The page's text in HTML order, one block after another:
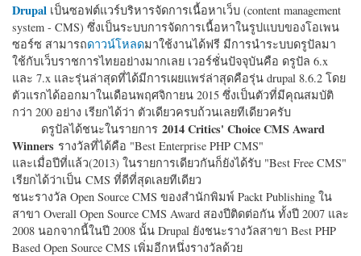
Drupal เป็นซอฟต์แวร์บริหารจัดการเนื้อหาเว็บ (content management
system - CMS) ซึ่งเป็นระบบการจัดการเนื้อหาในรูปแบบของโอเพน
ซอร์ซ สามารถดาวน์โหลดมาใช้งานได้ฟรี มีการนำระบบดรูปัลมา
ใช้กับเว็บราชการไทยอย่างมากเลย เวอร์ชั่นปัจจุบันคือ ดรูปัล 6.x
และ 7.x และรุ่นล่าสุดที่ได้มีการเผยแพร่ล่าสุดคือรุ่น drupal 8.6.2 โดย
ตัวแรกได้ออกมาในเดือนพฤศจิกายน 2015 ซึ่งเป็นตัวที่มีคุณสมบัติ
กว่า 200 อย่าง เรียกได้ว่า ตัวเดียวครบถ้วนเลยทีเดียวครับ
ดรูปัลได้ชนะในรายการ 2014 Critics' Choice CMS Award
Winners รางวัลที่ได้คือ "Best Enterprise PHP CMS"
และเมื่อปีที่แล้ว(2013) ในรายการเดียวกันก็ยังได้รับ "Best Free CMS"
เรียกได้ว่าเป็น CMS ที่ดีที่สุดเลยทีเดียว
ชนะรางวัล Open Source CMS ของสำนักพิมพ์ Packt Publishing ใน
สาขา Overall Open Source CMS Award สองปีติดต่อกัน ทั้งปี 2007 และ
2008 นอกจากนี้ในปี 2008 นั้น Drupal ยังชนะรางวัลสาขา Best PHP
Based Open Source CMS เพิ่มอีกหนึ่งรางวัลด้วย